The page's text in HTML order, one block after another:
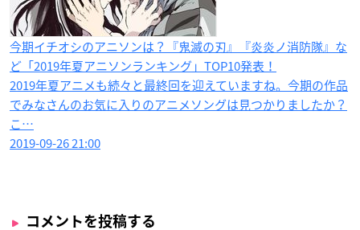
今期イチオシのアニソンは？『鬼滅の刃』『炎炎ノ消防隊』な
ど「2019年夏アニソンランキング」TOP10発表！
2019年夏アニメも続々と最終回を迎えていますね。今期の作品
でみなさんのお気に入りのアニメソングは見つかりましたか？
こ…
2019-09-26 21:00
コメントを投稿する